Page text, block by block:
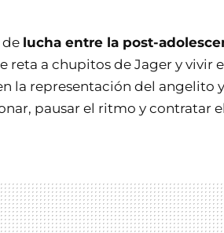
de lucha entre la post-
reta a chupitos de Jager y vivir
la representación del angelito
pausar el ritmo y contratar